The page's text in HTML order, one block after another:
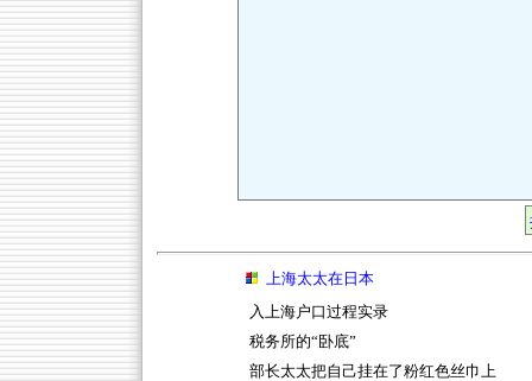
上海太太在日本
入上海户口过程实录
税务所的“卧底”
部长太太把自己挂在了粉红色丝巾上